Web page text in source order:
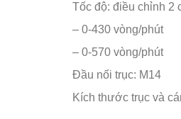
Tốc độ: điều chỉnh 2
– 0-430 vòng/phút
– 0-570 vòng/phút
Đầu nối trục: M14
Kích thước trục và